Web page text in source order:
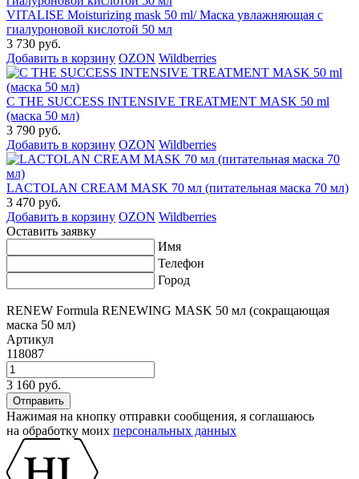
VITALISE Moisturizing mask 50 ml/ Маска увлажняющая с
гиалуроновой кислотой 50 мл
3 730 руб.
Добавить в корзину OZON Wildberries
C THE SUCCESS INTENSIVE TREATMENT MASK 50 ml
(маска 50 мл)
3 790 руб.
Добавить в корзину OZON Wildberries
LACTOLAN CREAM MASK 70 мл (питательная маска 70 мл)
3 470 руб.
Добавить в корзину OZON Wildberries
Оставить заявку
Имя
Телефон
Город
RENEW Formula RENEWING MASK 50 мл (сокращающая
маска 50 мл)
Артикул
118087
3 160 руб.
Нажимая на кнопку отправки сообщения, я соглашаюсь
на обработку моих персональных данных